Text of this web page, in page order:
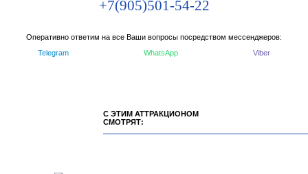
WhatsApp